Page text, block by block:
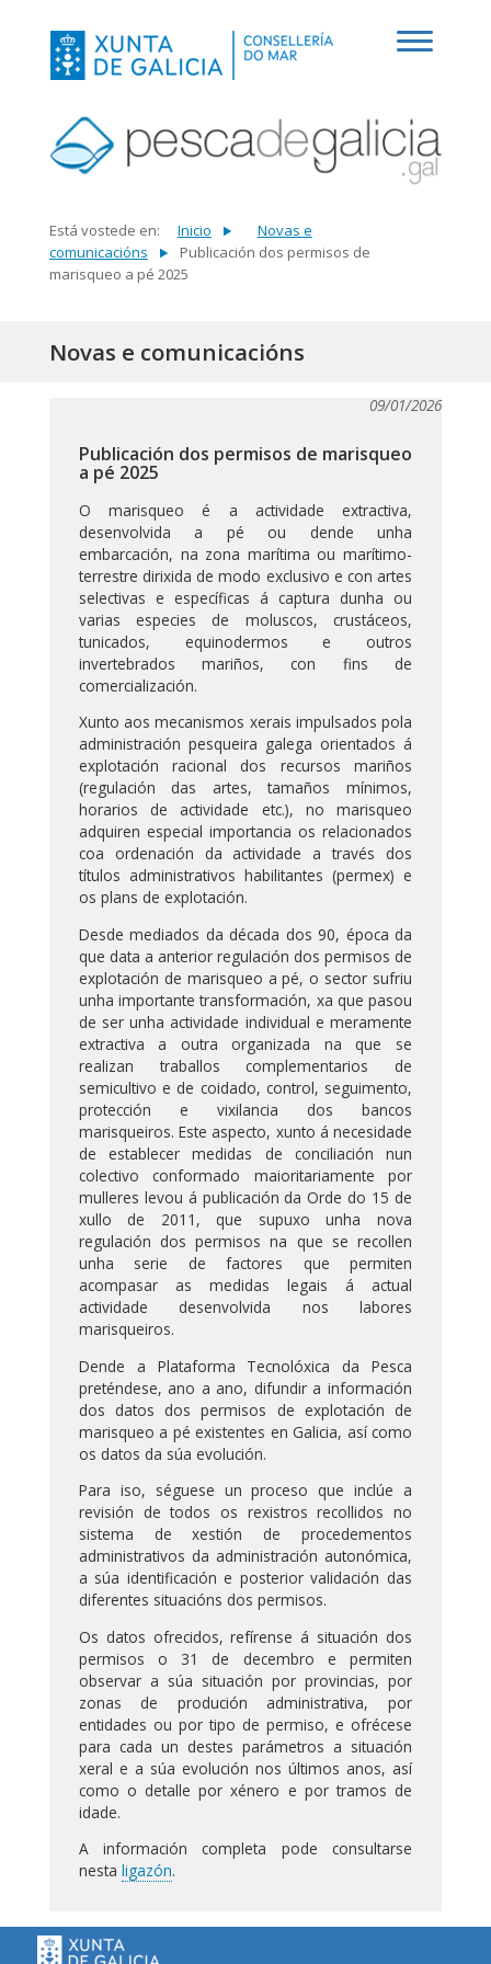
Está vostede en: Inicio
Novas e
comunicacións
Publicación dos permisos de
marisqueo a pé 2025
Novas e comunicacións
Publicación dos permisos de marisqueo
a pé 2025
09/01/2026
O marisqueo é a actividade extractiva,
desenvolvida a pé ou dende unha
embarcación, na zona marítima ou marítimo-
terrestre dirixida de modo exclusivo e con artes
selectivas e específicas á captura dunha ou
varias especies de moluscos, crustáceos,
tunicados, equinodermos e outros
invertebrados mariños, con fins de
comercialización.
Xunto aos mecanismos xerais impulsados pola
administración pesqueira galega orientados á
explotación racional dos recursos mariños
(regulación das artes, tamaños mínimos,
horarios de actividade etc.), no marisqueo
adquiren especial importancia os relacionados
coa ordenación da actividade a través dos
títulos administrativos habilitantes (permex) e
os plans de explotación.
Desde mediados da década dos 90, época da
que data a anterior regulación dos permisos de
explotación de marisqueo a pé, o sector sufriu
unha importante transformación, xa que pasou
de ser unha actividade individual e meramente
extractiva a outra organizada na que se
realizan traballos complementarios de
semicultivo e de coidado, control, seguimento,
protección e vixilancia dos bancos
marisqueiros. Este aspecto, xunto á necesidade
de establecer medidas de conciliación nun
colectivo conformado maioritariamente por
mulleres levou á publicación da Orde do 15 de
xullo de 2011, que supuxo unha nova
regulación dos permisos na que se recollen
unha serie de factores que permiten
acompasar as medidas legais á actual
actividade desenvolvida nos labores
marisqueiros.
Dende a Plataforma Tecnolóxica da Pesca
preténdese, ano a ano, difundir a información
dos datos dos permisos de explotación de
marisqueo a pé existentes en Galicia, así como
os datos da súa evolución.
Para iso, séguese un proceso que inclúe a
revisión de todos os rexistros recollidos no
sistema de xestión de procedementos
administrativos da administración autonómica,
a súa identificación e posterior validación das
diferentes situacións dos permisos.
Os datos ofrecidos, refírense á situación dos
permisos o 31 de decembro e permiten
observar a súa situación por provincias, por
zonas de produción administrativa, por
entidades ou por tipo de permiso, e ofrécese
para cada un destes parámetros a situación
xeral e a súa evolución nos últimos anos, así
como o detalle por xénero e por tramos de
idade.
A información completa pode consultarse
nesta ligazón.